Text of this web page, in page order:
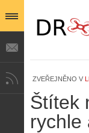
ZVEŘEJNĚNO V
Štítek
rychle